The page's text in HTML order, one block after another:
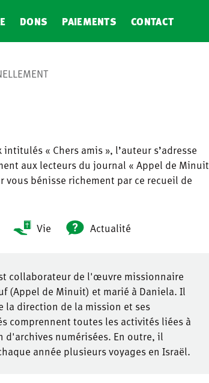
DONS PAIEMENTS CONTACT
« Chers amis », l’auteur s’adresse
aux lecteurs du journal « Appel de Minuit
vous bénisse richement par ce recueil de
Vie Actualité
collaborateur de l'œuvre missionnaire
(Appel de Minuit) et marié à Daniela. Il
la direction de la mission et ses
comprennent toutes les activités liées à
numérisées. En outre, il
année plusieurs voyages en Israël.